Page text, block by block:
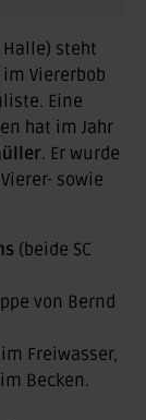
Halle) steht
Viererbob
Eine
hat im Jahr
. Er wurde
sowie
(beide SC
von Bernd
Freiwasser,
Becken.